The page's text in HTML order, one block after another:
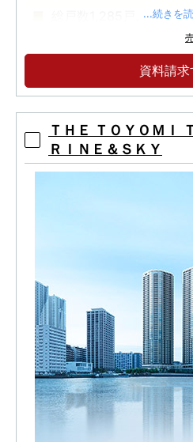
総戸数1,285戸。
中央区最高層58階建、
...続きを
資料請求
ＴＨＥ ＴＯＹＯＭＩ
ＲＩＮＥ＆ＳＫＹ